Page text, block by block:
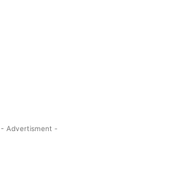
- Advertisment -